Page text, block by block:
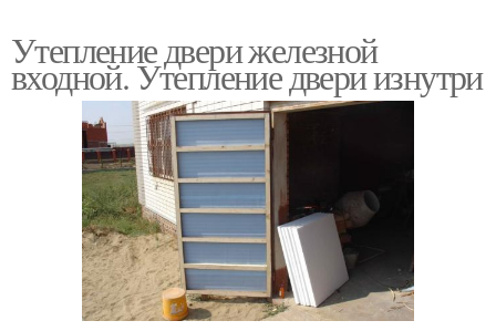
Утепление двери железной
входной. Утепление двери изнутри